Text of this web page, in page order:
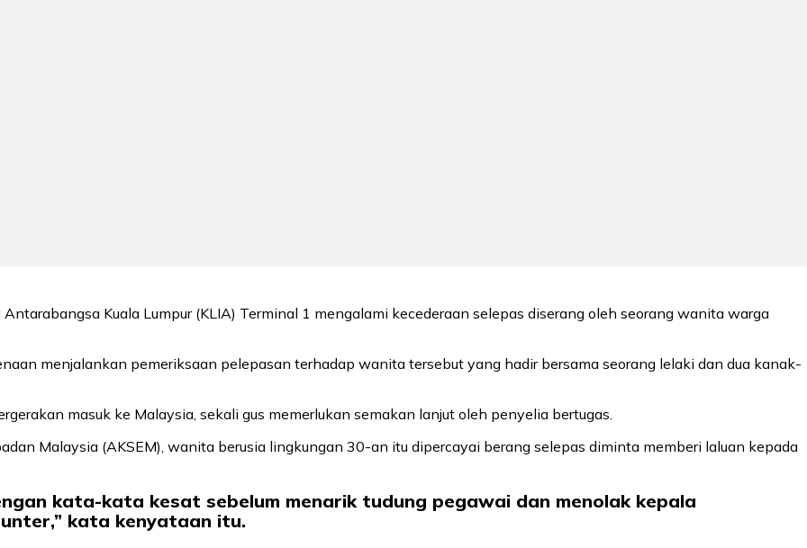
Kuala Lumpur (KLIA) Terminal 1 mengalami kecederaan selepas diserang oleh seorang wanita warga
menjalankan pemeriksaan pelepasan terhadap wanita tersebut yang hadir bersama seorang lelaki dan dua kanak-
masuk ke Malaysia, sekali gus memerlukan semakan lanjut oleh penyelia bertugas.
Malaysia (AKSEM), wanita berusia lingkungan 30-an itu dipercayai berang selepas diminta memberi laluan kepada
kata-kata kesat sebelum menarik tudung pegawai dan menolak kepala
kata kenyataan itu.